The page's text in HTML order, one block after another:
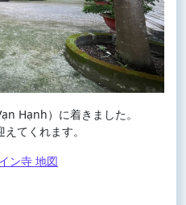
Hạnh）に着きました。
てくれます。
ン寺 地図